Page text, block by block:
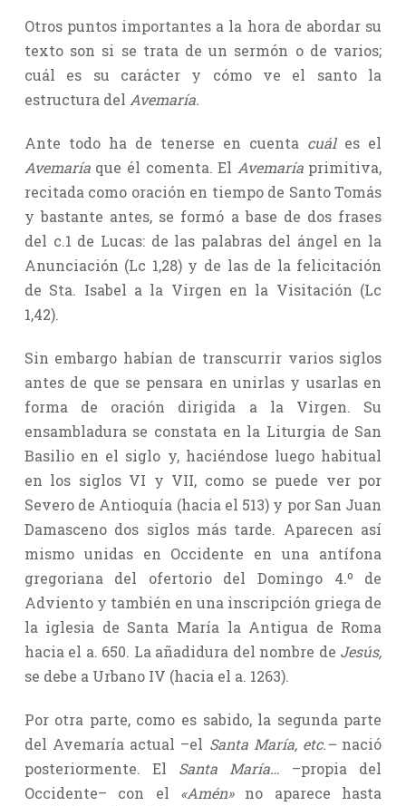
Otros puntos importantes a la hora de abordar su
texto son si se trata de un sermón o de varios;
cuál es su carácter y cómo ve el santo la
estructura del Avemaría.
Ante todo ha de tenerse en cuenta cuál es el
Avemaría que él comenta. El Avemaría primitiva,
recitada como oración en tiempo de Santo Tomás
y bastante antes, se formó a base de dos frases
del c.1 de Lucas: de las palabras del ángel en la
Anunciación (Lc 1,28) y de las de la felicitación
de Sta. Isabel a la Virgen en la Visitación (Lc
1,42).
Sin embargo habían de transcurrir varios siglos
antes de que se pensara en unirlas y usarlas en
forma de oración dirigida a la Virgen. Su
ensambladura se constata en la Liturgia de San
Basilio en el siglo y, haciéndose luego habitual
en los siglos VI y VII, como se puede ver por
Severo de Antioquía (hacia el 513) y por San Juan
Damasceno dos siglos más tarde. Aparecen así
mismo unidas en Occidente en una antífona
gregoriana del ofertorio del Domingo 4.º de
Adviento y también en una inscripción griega de
la iglesia de Santa María la Antigua de Roma
hacia el a. 650. La añadidura del nombre de Jesús,
se debe a Urbano IV (hacia el a. 1263).
Por otra parte, como es sabido, la segunda parte
del Avemaría actual –el Santa María, etc.– nació
posteriormente. El Santa María… –propia del
Occidente– con el «Amén» no aparece hasta